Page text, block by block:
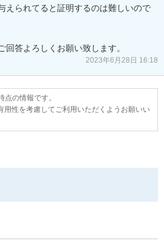
えられてると証明するのは難しいので
回答よろしくお願い致します。
2023年6月28日 16:18
の情報です。
用性を考慮してご利用いただくようお願いい